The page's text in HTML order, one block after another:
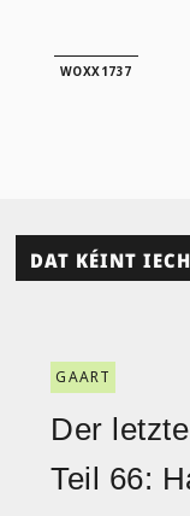
WOXX1737
DAT KÉINT
GAART
Der
Teil 66: